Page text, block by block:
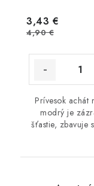
3,43 €
4,90 €
Prívesok achát
modrý je
šťastie, zbavuje